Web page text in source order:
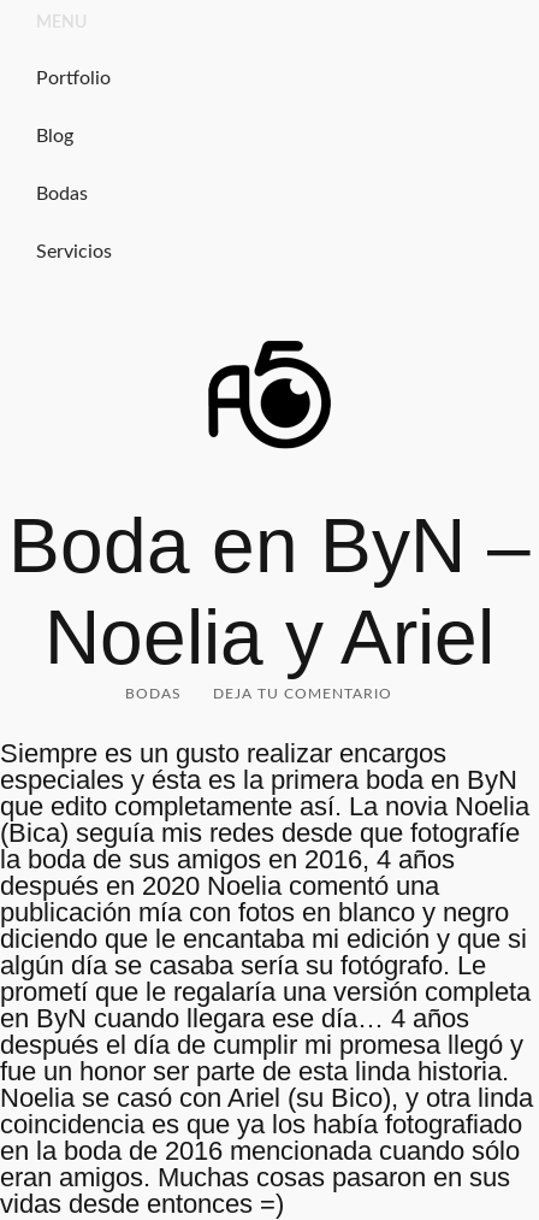
contenido
MENU
Portfolio
Blog
Bodas
Servicios
Boda en ByN –
Noelia y Ariel
BODAS DEJA TU COMENTARIO
Siempre es un gusto realizar encargos
especiales y ésta es la primera boda en ByN
que edito completamente así. La novia Noelia
(Bica) seguía mis redes desde que fotografíe
la boda de sus amigos en 2016, 4 años
después en 2020 Noelia comentó una
publicación mía con fotos en blanco y negro
diciendo que le encantaba mi edición y que si
algún día se casaba sería su fotógrafo. Le
prometí que le regalaría una versión completa
en ByN cuando llegara ese día… 4 años
después el día de cumplir mi promesa llegó y
fue un honor ser parte de esta linda historia.
Noelia se casó con Ariel (su Bico), y otra linda
coincidencia es que ya los había fotografiado
en la boda de 2016 mencionada cuando sólo
eran amigos. Muchas cosas pasaron en sus
vidas desde entonces =)